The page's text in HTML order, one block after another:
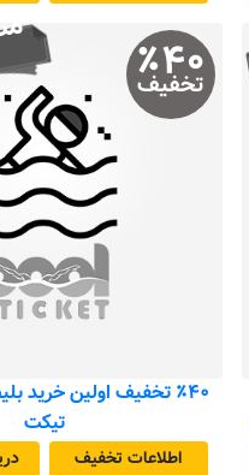
۴۰٪
تخفیف
٪۴۰ تخفیف اولین خرید
تیکت
اطلاعات تخفیف